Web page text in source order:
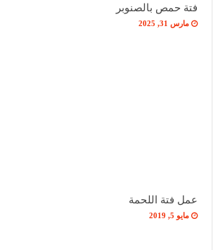
فتة حمص بالصنوبر
مارس 31, 2025
عمل فتة اللحمة
مايو 5, 2019